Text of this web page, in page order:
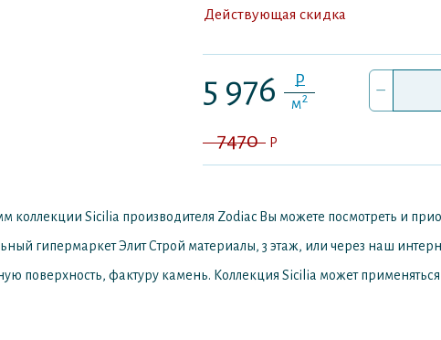
Действующая скидка
5 976 P
м2 –
7470 P
коллекции Sicilia производителя Zodiac Вы можете посмотреть и
гипермаркет Элит Строй материалы, 3 этаж, или через наш
поверхность, фактуру камень. Коллекция Sicilia может